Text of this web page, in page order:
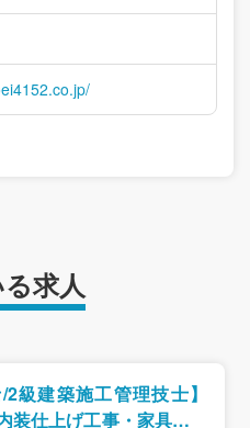
求人
級建築施工管理技士】
装仕上げ工事・家具設置